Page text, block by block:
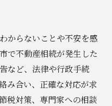
からないことや不安を感
で不動産相続が発生した
など、法律や行政手続
み合い、正確な対応が求
税対策、専門家への相談